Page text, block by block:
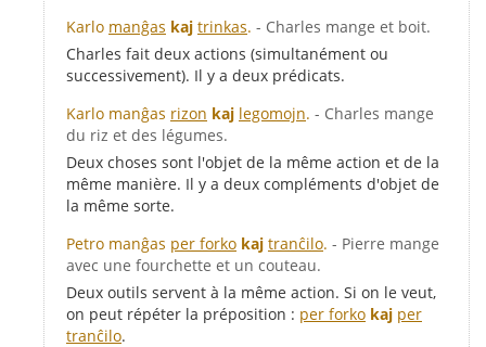
Karlo manĝas kaj trinkas. - Charles mange et boit.
Charles fait deux actions (simultanément ou
successivement). Il y a deux prédicats.
Karlo manĝas rizon kaj legomojn. - Charles mange
du riz et des légumes.
Deux choses sont l'objet de la même action et de la
même manière. Il y a deux compléments d'objet de
la même sorte.
Petro manĝas per forko kaj tranĉilo. - Pierre mange
avec une fourchette et un couteau.
Deux outils servent à la même action. Si on le veut,
on peut répéter la préposition : per forko kaj per
tranĉilo.